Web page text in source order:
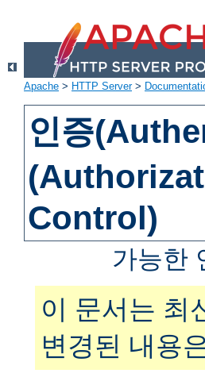
Apache > HTTP Server>
인증
Control)
가능한
이 문서는 최
변경된 내용